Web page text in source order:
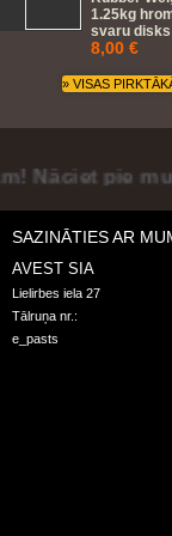
1.25kg
svaru disks
8,00 €
» VISAS
pie mums uz
SAZINĀTIES AR
AVEST SIA
Lielirbes iela 27
Tālruņa nr.:
e_pasts